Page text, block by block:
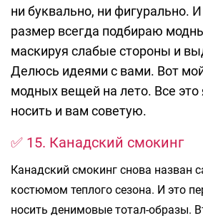
ни буквально, ни фигурально.
размер всегда подбираю
маскируя слабые стороны и
Делюсь идеями с вами. Вот
модных вещей на лето. Все это
носить и вам советую.
✅ 15. Канадский смокинг
Канадский смокинг снова
костюмом теплого сезона. И это
носить денимовые тотал-образы.